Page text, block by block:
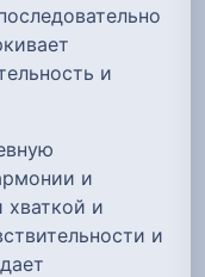
и
и
хваткой и
и